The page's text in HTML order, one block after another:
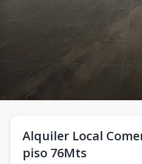
Alquiler Local
piso 76Mts